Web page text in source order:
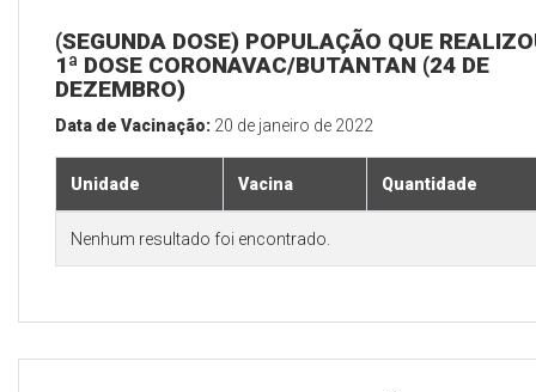
(SEGUNDA DOSE) POPULAÇÃO QUE
1ª DOSE CORONAVAC/BUTANTAN (24 DE
DEZEMBRO)
Data de Vacinação: 20 de janeiro de 2022
Unidade Vacina Quantidade
Nenhum resultado foi encontrado.